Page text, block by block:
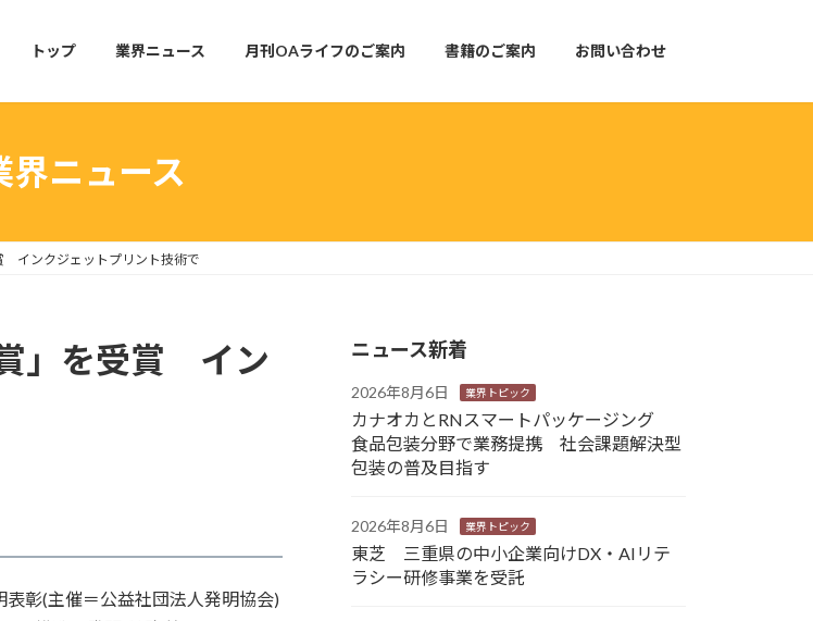
トップ 業界ニュース 月刊OAライフのご案内 書籍のご案内 お問い合わせ
界ニュース
インクジェットプリント技術で
」を受賞 イン
彰(主催＝公益社団法人発明協会)
ニュース新着
2026年8月6日 業界トピック
カナオカとRNスマートパッケージング
食品包装分野で業務提携 社会課題解決型
包装の普及目指す
2026年8月6日 業界トピック
東芝 三重県の中小企業向けDX・AIリテ
ラシー研修事業を受託